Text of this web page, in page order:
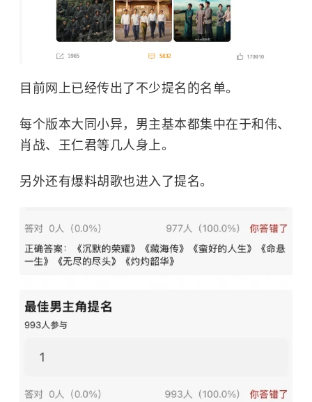
目前网上已经传出了不少提名的名单。
每个版本大同小异，男主基本都集中在于和伟、
肖战、王仁君等几人身上。
另外还有爆料胡歌也进入了提名。